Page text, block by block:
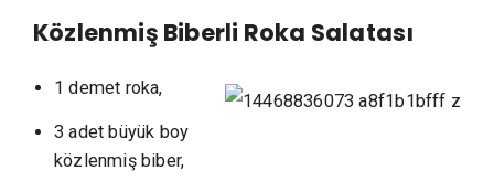
Közlenmiş Biberli Roka Salatası
1 demet roka,
3 adet büyük boy
közlenmiş biber,